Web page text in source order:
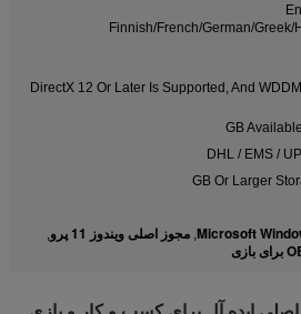
Finnish/French/German/Greek/
DirectX 12 Or Later Is Supported, And
DHL / EMS /
Microsoft
, مجوز اصلی ویندوز 11 پرو ,